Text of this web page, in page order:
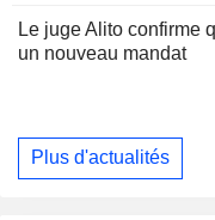
Le juge Alito confirme
un nouveau mandat
Plus d'actualités